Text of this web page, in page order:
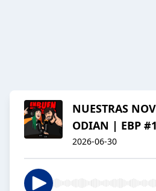
NUESTRAS
ODIAN | EBP
2026-06-30